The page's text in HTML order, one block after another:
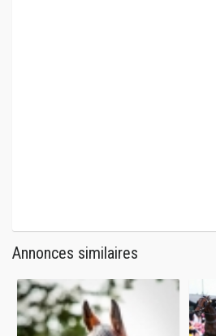
Annonces similaires